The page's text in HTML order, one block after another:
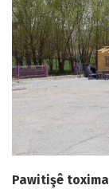
Pawitişê